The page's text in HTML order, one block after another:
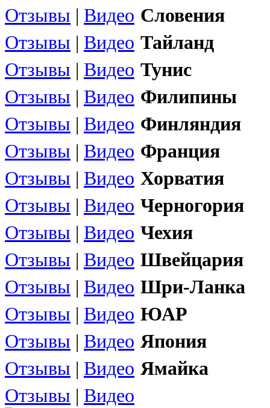
Отзывы | Видео Словения
Отзывы | Видео Тайланд
Отзывы | Видео Тунис
Отзывы | Видео Филипины
Отзывы | Видео Финляндия
Отзывы | Видео Франция
Отзывы | Видео Хорватия
Отзывы | Видео Черногория
Отзывы | Видео Чехия
Отзывы | Видео Швейцария
Отзывы | Видео Шри-Ланка
Отзывы | Видео ЮАР
Отзывы | Видео Япония
Отзывы | Видео Ямайка
Отзывы | Видео